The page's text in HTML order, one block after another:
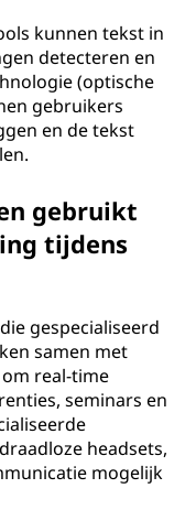
kunnen tekst in
detecteren en
(optische
gebruikers
en de tekst
gebruikt
tijdens
gespecialiseerd
samen met
real-time
seminars en
headsets,
mogelijk